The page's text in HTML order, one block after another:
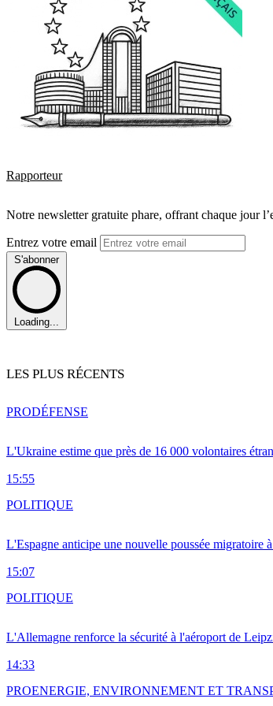
Rapporteur
Notre newsletter gratuite phare, offrant chaque jour
Entrez votre email
S'abonner
Loading...
LES PLUS RÉCENTS
L'Ukraine estime que près de 16 000 volontaires
15:55
PRODÉFENSE
L'Espagne anticipe une nouvelle poussée migratoire
15:07
POLITIQUE
L'Allemagne renforce la sécurité à l'aéroport de
14:33
POLITIQUE
PROENERGIE, ENVIRONNEMENT ET